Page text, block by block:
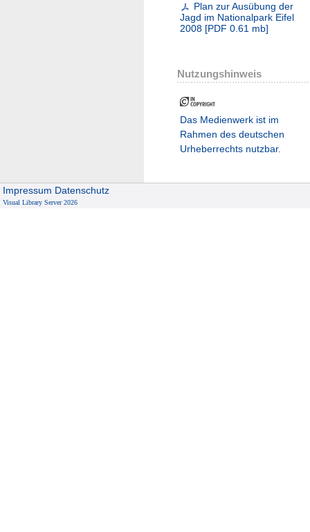
Plan zur Ausübung der
Jagd im Nationalpark Eifel
2008 [PDF 0.61 mb]
Nutzungshinweis
Das Medienwerk ist im
Rahmen des deutschen
Urheberrechts nutzbar.
Impressum Datenschutz
Visual Library Server 2026